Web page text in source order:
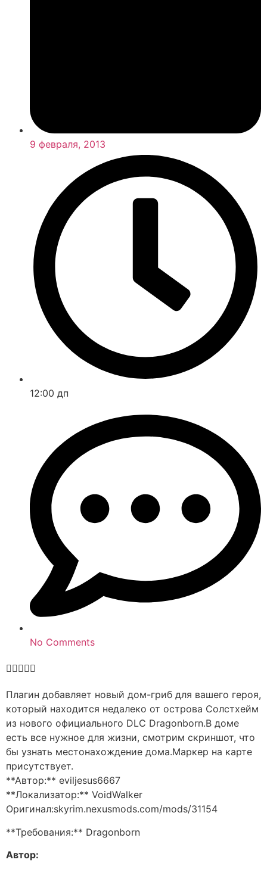
9 февраля, 2013
12:00 дп
No Comments

Плагин добавляет новый дом-гриб для вашего героя,
который находится недалеко от острова Солстхейм
из нового официального DLC Dragonborn.В доме
есть все нужное для жизни, смотрим скриншот, что
бы узнать местонахождение дома.Маркер на карте
присутствует.
**Автор:** eviljesus6667
**Локализатор:** VoidWalker
Оригинал:skyrim.nexusmods.com/mods/31154
**Требования:** Dragonborn
Автор: